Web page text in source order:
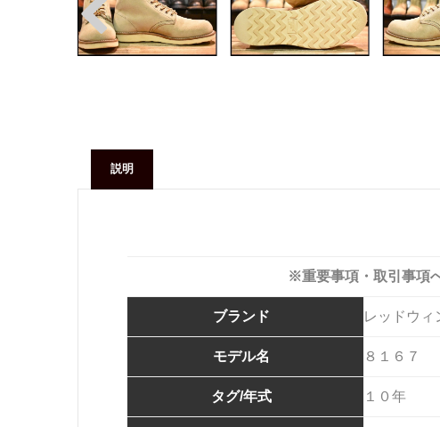
説明
※重要事項・取引事項
ブランド レッドウィ
モデル名 ８１６７
タグ/年式 １０年